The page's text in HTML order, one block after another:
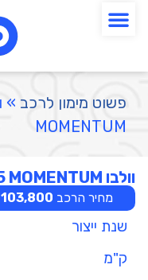
פשוט מימון לרכב »
MOMENTUM
וולבו XC60 T5 MOMENTUM
מחיר הרכב 103,800 ₪
שנת ייצור
ק"מ